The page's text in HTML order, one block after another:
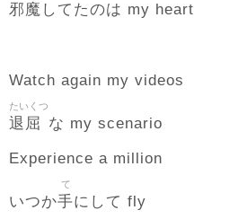
邪魔 してたのは my heart
Watch again my videos
退屈
たいくつ
な my scenario
Experience a million
いつか手
て
にして fly